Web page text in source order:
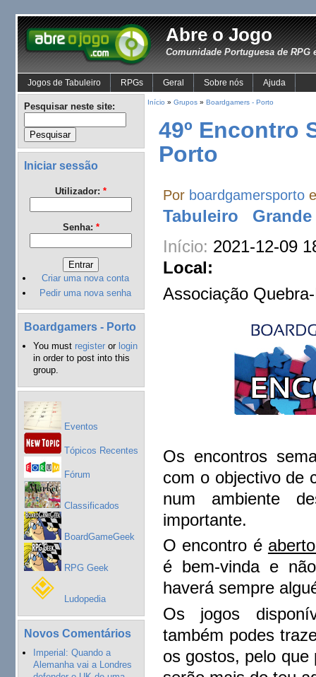
Abre o Jogo
Comunidade Portuguesa de RPG
Jogos de Tabuleiro RPGs Geral Sobre nós Ajuda
Pesquisar neste site:
Iniciar sessão
Utilizador: *
Senha: *
Criar uma nova conta
Pedir uma nova senha
Boardgamers - Porto
You must registeror login
in order to post into this
group.
Eventos
Tópicos Recentes
Fórum
Classificados
BoardGameGeek
RPG Geek
Ludopedia
Novos Comentários
Imperial: Quando a
Alemanha vai a Londres
Início » Grupos» Boardgamers - Porto
49º Encontro
Porto
Por boardgamersporto
Tabuleiro
Início: 2021-12-09
Local:
Associação
Os encontros
com o objectivo de
num ambiente
importante.
O encontro é
é bem-vinda e
haverá sempre
Os jogos
também podes
os gostos, pelo que